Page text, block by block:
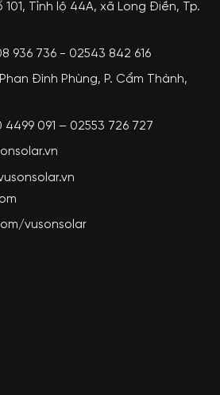
101, Tỉnh lộ 44A, xã Long Điền, Tp.
936 736 - 02543 842 616
Đình Phùng, P. Cẩm Thành,
091 – 02553 726 727
vusonsolar